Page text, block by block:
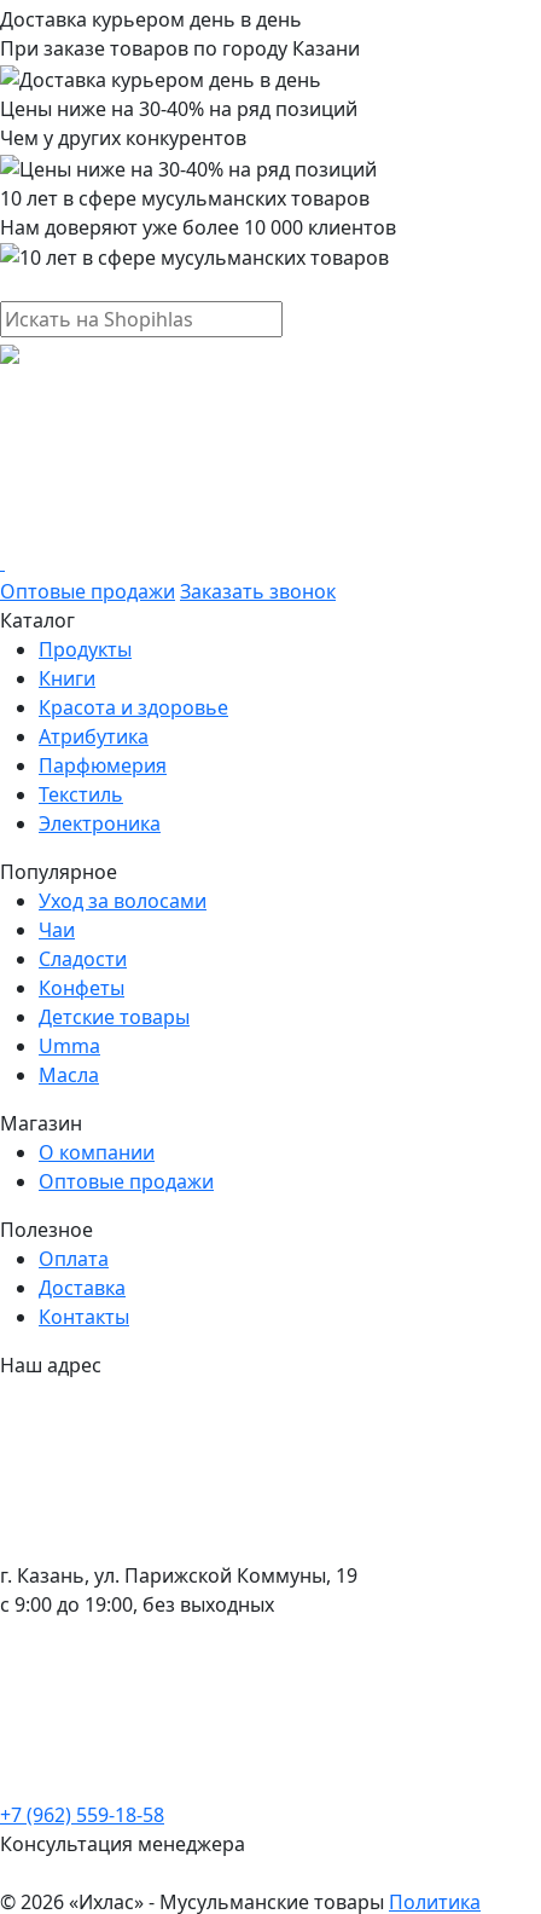
Доставка курьером день в день
При заказе товаров по городу Казани
Цены ниже на 30-40% на ряд позиций
Чем у других конкурентов
10 лет в сфере мусульманских товаров
Нам доверяют уже более 10 000 клиентов
Оптовые продажи Заказать звонок
Каталог
Продукты
Книги
Красота и здоровье
Атрибутика
Парфюмерия
Текстиль
Электроника
Популярное
Уход за волосами
Чаи
Сладости
Конфеты
Детские товары
Umma
Масла
Магазин
О компании
Оптовые продажи
Полезное
Оплата
Доставка
Контакты
Наш адрес
г. Казань, ул. Парижской Коммуны, 19
с 9:00 до 19:00, без выходных
+7 (962) 559-18-58
Консультация менеджера
© 2026 «Ихлас» - Мусульманские товары Политика